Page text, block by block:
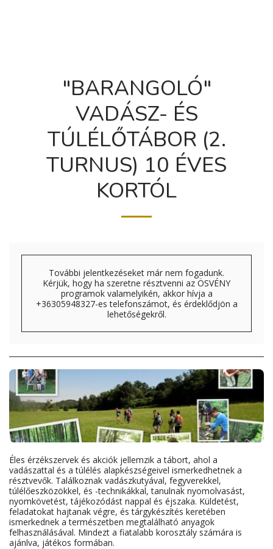
"BARANGOLÓ"
VADÁSZ- ÉS
TÚLÉLŐTÁBOR (2.
TURNUS) 10 ÉVES
KORTÓL
További jelentkezéseket már nem fogadunk.
Kérjük, hogy ha szeretne résztvenni az ÖSVÉNY
programok valamelyikén, akkor hívja a
+36305948327-es telefonszámot, és érdeklődjön a
lehetőségekről.
Éles érzékszervek és akciók jellemzik a tábort, ahol a
vadászattal és a túlélés alapkészségeivel ismerkedhetnek a
résztvevők. Találkoznak vadászkutyával, fegyverekkel,
túlélőeszközökkel, és -technikákkal, tanulnak nyomolvasást,
nyomkövetést, tájékozódást nappal és éjszaka. Küldetést,
feladatokat hajtanak végre, és tárgykészítés keretében
ismerkednek a természetben megtalálható anyagok
felhasználásával. Mindezt a fiatalabb korosztály számára is
ajánlva, játékos formában.